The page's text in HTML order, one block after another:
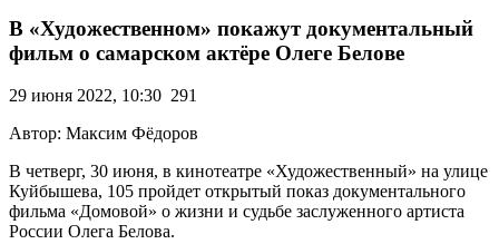
В «Художественном» покажут документальный
фильм о самарском актёре Олеге Белове
29 июня 2022, 10:30 291
Автор: Максим Фёдоров
В четверг, 30 июня, в кинотеатре «Художественный» на улице
Куйбышева, 105 пройдет открытый показ документального
фильма «Домовой» о жизни и судьбе заслуженного артиста
России Олега Белова.